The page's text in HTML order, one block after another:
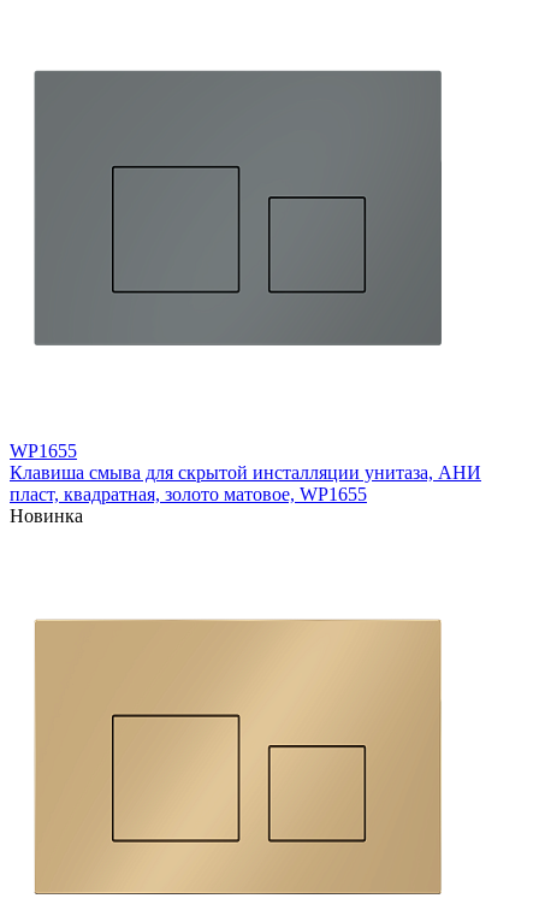
WP1655
Клавиша смыва для скрытой инсталляции унитаза, АНИ
пласт, квадратная, золото матовое, WP1655
Новинка